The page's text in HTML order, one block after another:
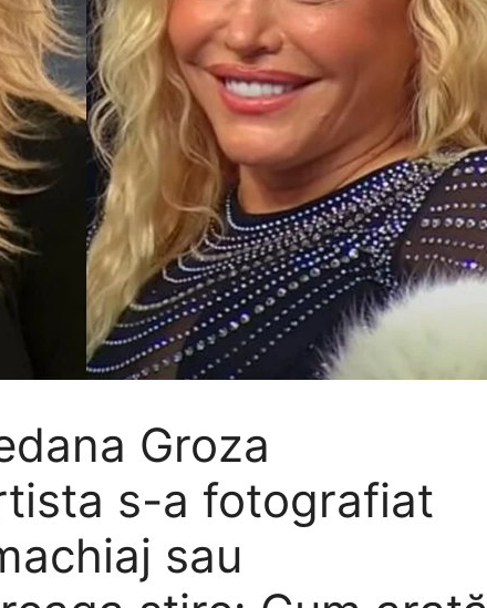
Groza
s-a fotografiat
sau